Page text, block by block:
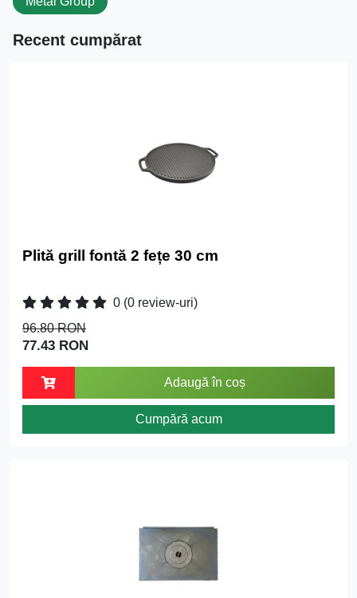
Recent cumpărat
Plită grill fontă 2 fețe 30 cm
0 (0 review-uri)
96.80 RON
77.43 RON
Adaugă în coș
Cumpără acum